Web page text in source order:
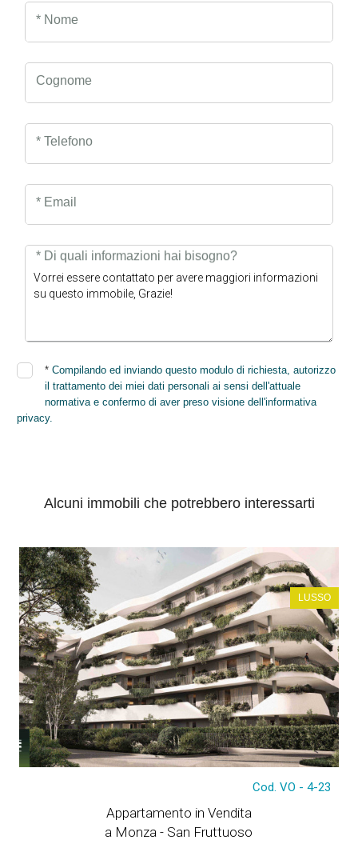
* Nome
Cognome
* Telefono
* Email
* Di quali informazioni hai bisogno?
*Compilando ed inviando questo modulo di richiesta, autorizzo
il trattamento dei miei dati personali ai sensi dell'attuale
normativa e confermo di aver preso visione dell'informativa
privacy.
LUSSO
€ 470.000